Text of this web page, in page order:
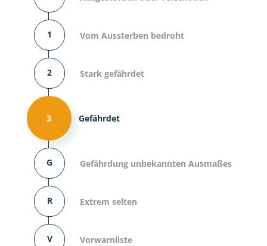
1 Vom Aussterben bedroht
2 Stark gefährdet
3 Gefährdet
G Gefährdung unbekannten Ausmaßes
R Extrem selten
V Vorwarnliste